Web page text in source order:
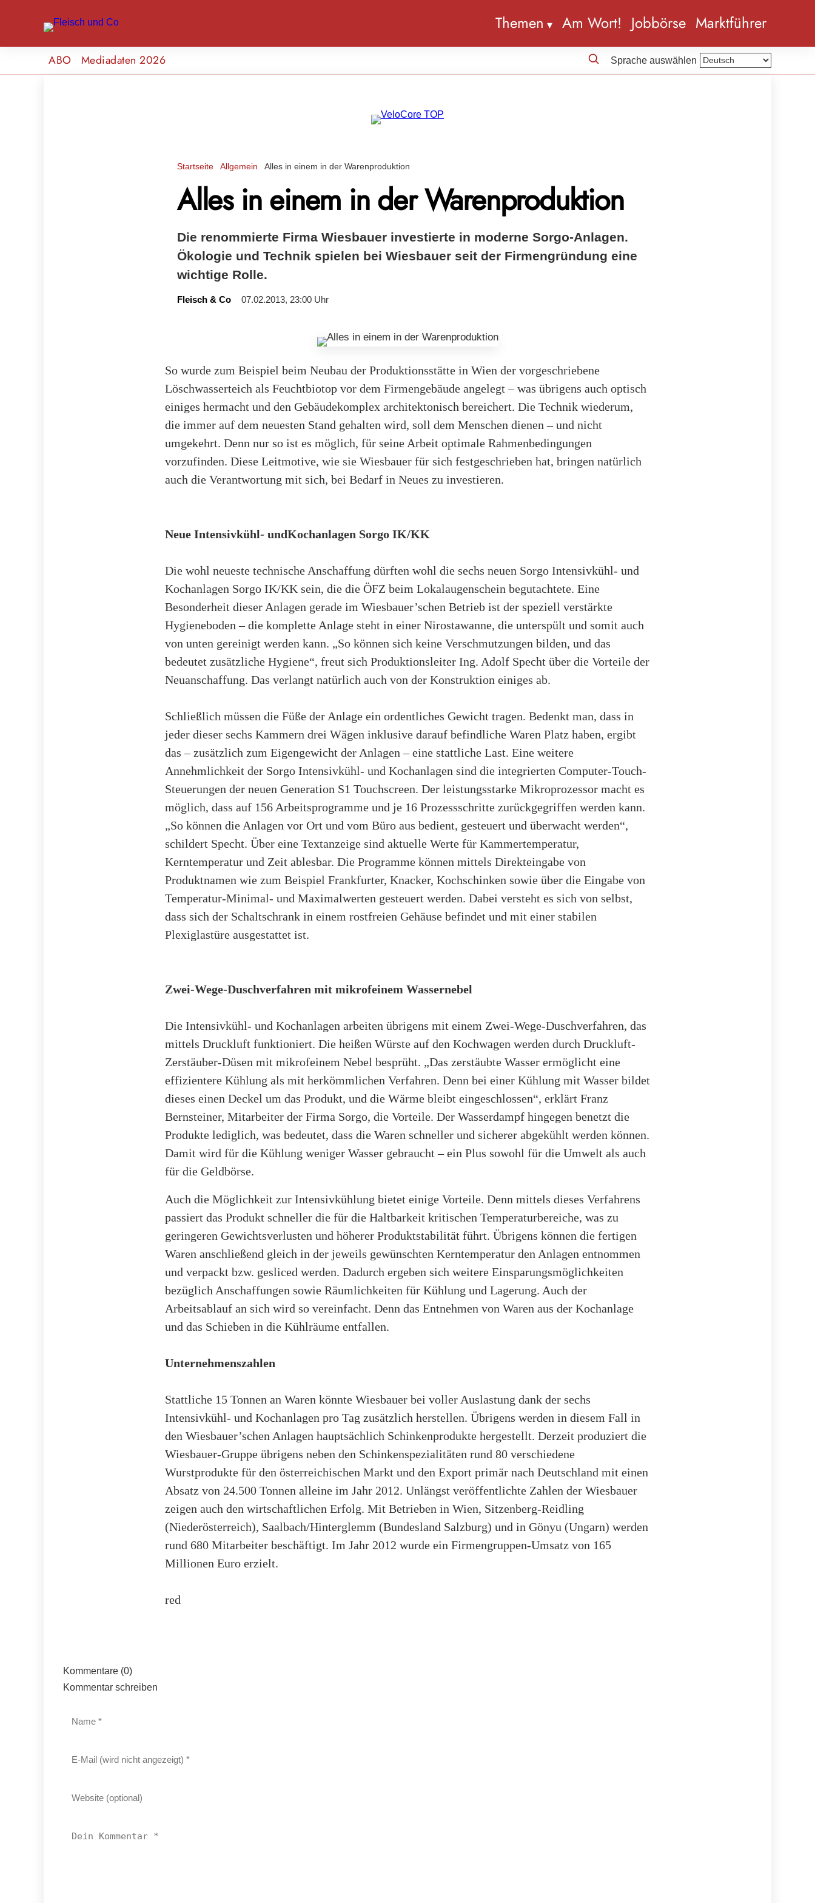
Themen Am Wort! Jobbörse Marktführer
ABO Mediadaten 2026 Sprache auswählen
Startseite Allgemein Alles in einem in der Warenproduktion
Alles in einem in der Warenproduktion
Die renommierte Firma Wiesbauer investierte in moderne Sorgo-Anlagen.
Ökologie und Technik spielen bei Wiesbauer seit der Firmengründung eine
wichtige Rolle.
Fleisch & Co 07.02.2013, 23:00 Uhr
So wurde zum Beispiel beim Neubau der Produktionsstätte in Wien der vorgeschriebene
Löschwasserteich als Feuchtbiotop vor dem Firmengebäude angelegt – was übrigens auch optisch
einiges hermacht und den Gebäudekomplex architektonisch bereichert. Die Technik wiederum,
die immer auf dem neuesten Stand gehalten wird, soll dem Menschen dienen – und nicht
umgekehrt. Denn nur so ist es möglich, für seine Arbeit optimale Rahmenbedingungen
vorzufinden. Diese Leitmotive, wie sie Wiesbauer für sich festgeschrieben hat, bringen natürlich
auch die Verantwortung mit sich, bei Bedarf in Neues zu investieren.
Neue Intensivkühl- undKochanlagen Sorgo IK/KK
Die wohl neueste technische Anschaffung dürften wohl die sechs neuen Sorgo Intensivkühl- und
Kochanlagen Sorgo IK/KK sein, die die ÖFZ beim Lokalaugenschein begutachtete. Eine
Besonderheit dieser Anlagen gerade im Wiesbauer’schen Betrieb ist der speziell verstärkte
Hygieneboden – die komplette Anlage steht in einer Nirostawanne, die unterspült und somit auch
von unten gereinigt werden kann. „So können sich keine Verschmutzungen bilden, und das
bedeutet zusätzliche Hygiene“, freut sich Produktionsleiter Ing. Adolf Specht über die Vorteile der
Neuanschaffung. Das verlangt natürlich auch von der Konstruktion einiges ab.
Schließlich müssen die Füße der Anlage ein ordentliches Gewicht tragen. Bedenkt man, dass in
jeder dieser sechs Kammern drei Wägen inklusive darauf befindliche Waren Platz haben, ergibt
das – zusätzlich zum Eigengewicht der Anlagen – eine stattliche Last. Eine weitere
Annehmlichkeit der Sorgo Intensivkühl- und Kochanlagen sind die integrierten Computer-Touch-
Steuerungen der neuen Generation S1 Touchscreen. Der leistungsstarke Mikroprozessor macht es
möglich, dass auf 156 Arbeitsprogramme und je 16 Prozessschritte zurückgegriffen werden kann.
„So können die Anlagen vor Ort und vom Büro aus bedient, gesteuert und überwacht werden“,
schildert Specht. Über eine Textanzeige sind aktuelle Werte für Kammertemperatur,
Kerntemperatur und Zeit ablesbar. Die Programme können mittels Direkteingabe von
Produktnamen wie zum Beispiel Frankfurter, Knacker, Kochschinken sowie über die Eingabe von
Temperatur-Minimal- und Maximalwerten gesteuert werden. Dabei versteht es sich von selbst,
dass sich der Schaltschrank in einem rostfreien Gehäuse befindet und mit einer stabilen
Plexiglastüre ausgestattet ist.
Zwei-Wege-Duschverfahren mit mikrofeinem Wassernebel
Die Intensivkühl- und Kochanlagen arbeiten übrigens mit einem Zwei-Wege-Duschverfahren, das
mittels Druckluft funktioniert. Die heißen Würste auf den Kochwagen werden durch Druckluft-
Zerstäuber-Düsen mit mikrofeinem Nebel besprüht. „Das zerstäubte Wasser ermöglicht eine
effizientere Kühlung als mit herkömmlichen Verfahren. Denn bei einer Kühlung mit Wasser bildet
dieses einen Deckel um das Produkt, und die Wärme bleibt eingeschlossen“, erklärt Franz
Bernsteiner, Mitarbeiter der Firma Sorgo, die Vorteile. Der Wasserdampf hingegen benetzt die
Produkte lediglich, was bedeutet, dass die Waren schneller und sicherer abgekühlt werden können.
Damit wird für die Kühlung weniger Wasser gebraucht – ein Plus sowohl für die Umwelt als auch
für die Geldbörse.
Auch die Möglichkeit zur Intensivkühlung bietet einige Vorteile. Denn mittels dieses Verfahrens
passiert das Produkt schneller die für die Haltbarkeit kritischen Temperaturbereiche, was zu
geringeren Gewichtsverlusten und höherer Produktstabilität führt. Übrigens können die fertigen
Waren anschließend gleich in der jeweils gewünschten Kerntemperatur den Anlagen entnommen
und verpackt bzw. gesliced werden. Dadurch ergeben sich weitere Einsparungsmöglichkeiten
bezüglich Anschaffungen sowie Räumlichkeiten für Kühlung und Lagerung. Auch der
Arbeitsablauf an sich wird so vereinfacht. Denn das Entnehmen von Waren aus der Kochanlage
und das Schieben in die Kühlräume entfallen.
Unternehmenszahlen
Stattliche 15 Tonnen an Waren könnte Wiesbauer bei voller Auslastung dank der sechs
Intensivkühl- und Kochanlagen pro Tag zusätzlich herstellen. Übrigens werden in diesem Fall in
den Wiesbauer’schen Anlagen hauptsächlich Schinkenprodukte hergestellt. Derzeit produziert die
Wiesbauer-Gruppe übrigens neben den Schinkenspezialitäten rund 80 verschiedene
Wurstprodukte für den österreichischen Markt und den Export primär nach Deutschland mit einen
Absatz von 24.500 Tonnen alleine im Jahr 2012. Unlängst veröffentlichte Zahlen der Wiesbauer
zeigen auch den wirtschaftlichen Erfolg. Mit Betrieben in Wien, Sitzenberg-Reidling
(Niederösterreich), Saalbach/Hinterglemm (Bundesland Salzburg) und in Gönyu (Ungarn) werden
rund 680 Mitarbeiter beschäftigt. Im Jahr 2012 wurde ein Firmengruppen-Umsatz von 165
Millionen Euro erzielt.
red
Kommentare (0)
Kommentar schreiben